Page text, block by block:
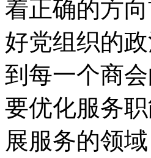
着正确的方
好党组织的
到每一个商
要优化服务
展服务的领